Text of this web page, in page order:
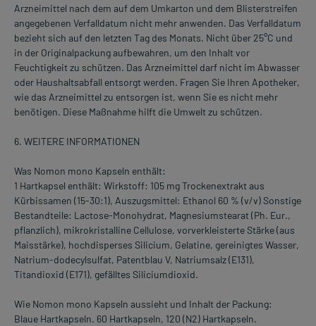
Arzneimittel nach dem auf dem Umkarton und dem Blisterstreifen
angegebenen Verfalldatum nicht mehr anwenden. Das Verfalldatum
bezieht sich auf den letzten Tag des Monats. Nicht über 25°C und
in der Originalpackung aufbewahren, um den Inhalt vor
Feuchtigkeit zu schützen. Das Arzneimittel darf nicht im Abwasser
oder Haushaltsabfall entsorgt werden. Fragen Sie Ihren Apotheker,
wie das Arzneimittel zu entsorgen ist, wenn Sie es nicht mehr
benötigen. Diese Maßnahme hilft die Umwelt zu schützen.
6. WEITERE INFORMATIONEN
Was Nomon mono Kapseln enthält:
1 Hartkapsel enthält: Wirkstoff: 105 mg Trockenextrakt aus
Kürbissamen (15-30:1), Auszugsmittel: Ethanol 60 % (v/v) Sonstige
Bestandteile: Lactose-Monohydrat, Magnesiumstearat (Ph. Eur.,
pflanzlich), mikrokristalline Cellulose, vorverkleisterte Stärke (aus
Maisstärke), hochdisperses Silicium, Gelatine, gereinigtes Wasser,
Natrium-dodecylsulfat, Patentblau V, Natriumsalz (E131),
Titandioxid (E171), gefälltes Siliciumdioxid.
Wie Nomon mono Kapseln aussieht und Inhalt der Packung:
Blaue Hartkapseln. 60 Hartkapseln, 120 (N2) Hartkapseln.